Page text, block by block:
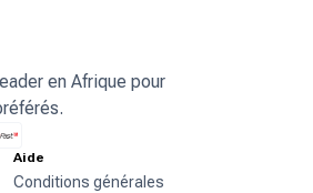
en Afrique pour
Aide
Conditions générales